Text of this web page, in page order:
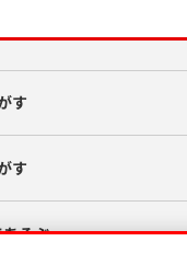
す
す
そぶ